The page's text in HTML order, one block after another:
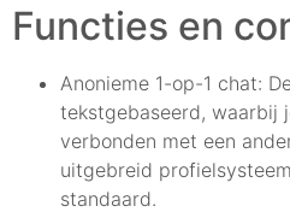
Functies en
Anonieme 1-op-1 chat:
tekstgebaseerd, waarbij
verbonden met een
uitgebreid
standaard.